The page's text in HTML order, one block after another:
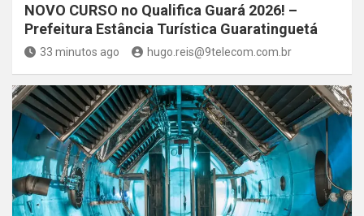
NOVO CURSO no Qualifica Guará 2026! –
Prefeitura Estância Turística Guaratinguetá
33 minutos ago hugo.reis@9telecom.com.br